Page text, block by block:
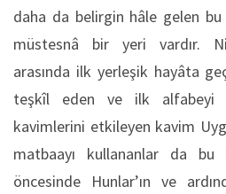
daha da belirgin hâle gelen bu
müstesnâ bir yeri vardır.
arasında ilk yerleşik hayâta
teşkîl eden ve ilk alfabeyi
kavimlerini etkileyen kavim
matbaayı kullananlar da
öncesinde Hunlar’ın ve